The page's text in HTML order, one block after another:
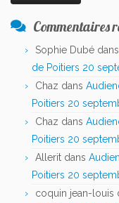
Commentaires
Sophie Dubé dans
de Poitiers 20
Chaz dans
Poitiers 20
Chaz dans
Poitiers 20
Allerit dans
Poitiers 20
coquin jean-louis